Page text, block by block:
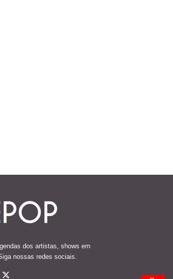
dos artistas, shows em
nossas redes sociais.